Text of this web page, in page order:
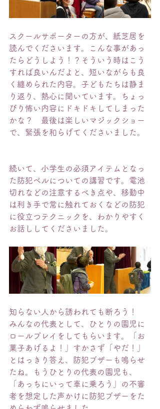
スクールサポーターの方が、紙芝居を
読んでくださいます。こんな事があっ
たらどうしよう！？そういう時はこう
すれば良いんだよと、短いながらも良
く纏められた内容。子どもたちは静ま
り返り、熱心に聞いています。ちょっ
ぴり怖い内容にドキドキしてしまった
かな？　最後は楽しいマジックショー
で、緊張を和らげてくださいました。
続いて、小学生の必須アイテムとなっ
た防犯ベルについての講習です。電池
切れなどの注意するべき点や、移動中
は利き手で常に触れておくなどの防犯
に役立つテクニックを、わかりやすく
お話ししてくださいました。
知らない人から誘われても断ろう！
みんなの代表として、ひとりの園児に
ロールプレイをしてもらいます。「お
菓子あげるよ！」すかさず「やだ！」
とはっきり答え、防犯ブザーも鳴らせ
たね。もうひとりの代表の園児も、
「あっちにいって車に乗ろう」の不審
者を想定した声かけに防犯ブザーをた